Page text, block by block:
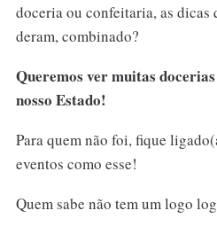
doceria ou confeitaria, as dicas
deram, combinado?
Queremos ver muitas
nosso Estado!
Para quem não foi, fique
eventos como esse!
Quem sabe não tem um logo